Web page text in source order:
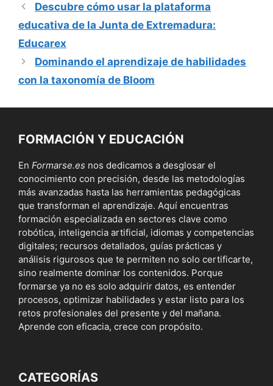
Descubre cómo usar la plataforma
educativa de la Junta de Extremadura:
Educarex
Dominando el aprendizaje de habilidades
con la taxonomía de Bloom
FORMACIÓN Y EDUCACIÓN
En Formarse.es nos dedicamos a desglosar el
conocimiento con precisión, desde las metodologías
más avanzadas hasta las herramientas pedagógicas
que transforman el aprendizaje. Aquí encuentras
formación especializada en sectores clave como
robótica, inteligencia artificial, idiomas y competencias
digitales; recursos detallados, guías prácticas y
análisis rigurosos que te permiten no solo certificarte,
sino realmente dominar los contenidos. Porque
formarse ya no es solo adquirir datos, es entender
procesos, optimizar habilidades y estar listo para los
retos profesionales del presente y del mañana.
Aprende con eficacia, crece con propósito.
CATEGORÍAS